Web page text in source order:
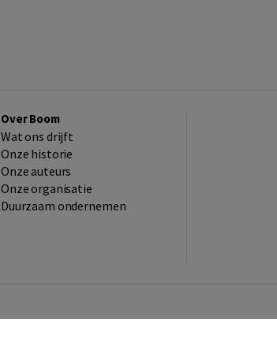
Over Boom
Wat ons drijft
Onze historie
Onze auteurs
Onze organisatie
Duurzaam ondernemen